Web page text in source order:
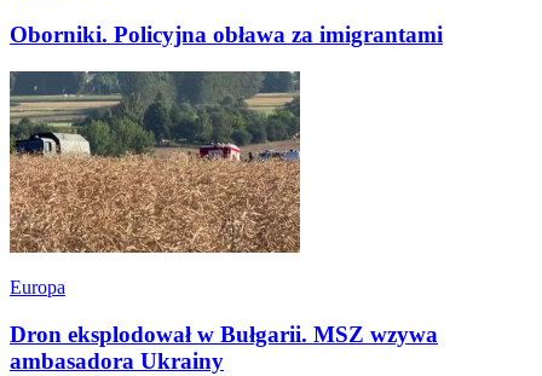
Oborniki. Policyjna obława za imigrantami
Europa
Dron eksplodował w Bułgarii. MSZ wzywa
ambasadora Ukrainy